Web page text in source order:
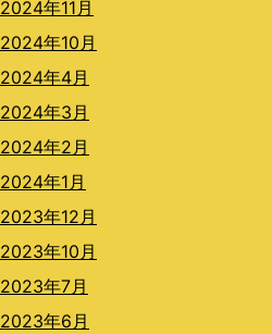
2024年11月
2024年10月
2024年4月
2024年3月
2024年2月
2024年1月
2023年12月
2023年10月
2023年7月
2023年6月